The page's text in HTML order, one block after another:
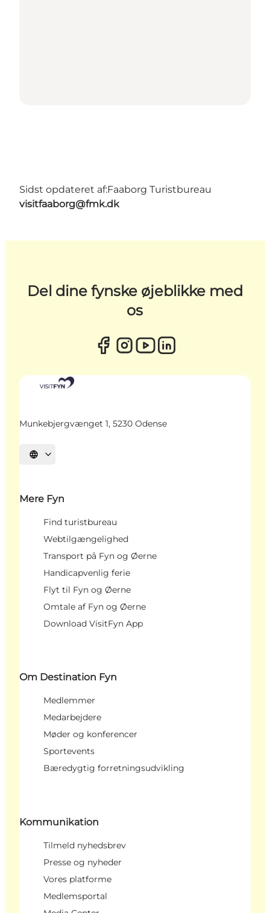
Sidst opdateret af:Faaborg Turistbureau
visitfaaborg@fmk.dk
Del dine fynske øjeblikke med
os
Munkebjergvænget 1, 5230 Odense
Vælg sprog
Mere Fyn
Find turistbureau
Webtilgængelighed
Transport på Fyn og Øerne
Handicapvenlig ferie
Flyt til Fyn og Øerne
Omtale af Fyn og Øerne
Download VisitFyn App
Om Destination Fyn
Medlemmer
Medarbejdere
Møder og konferencer
Sportevents
Bæredygtig forretningsudvikling
Kommunikation
Tilmeld nyhedsbrev
Presse og nyheder
Vores platforme
Medlemsportal